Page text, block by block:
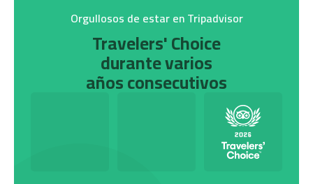
Orgullosos de estar en Tripadvisor
Travelers' Choice
durante varios
años consecutivos